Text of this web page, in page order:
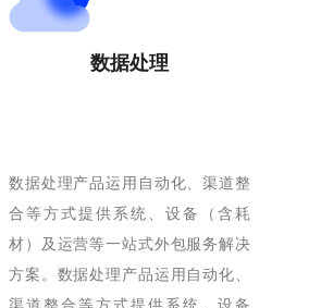
数据处理
数据处理产品运用自动化、渠道整
合等方式提供系统、设备（含耗
材）及运营等一站式外包服务解决
方案。数据处理产品运用自动化、